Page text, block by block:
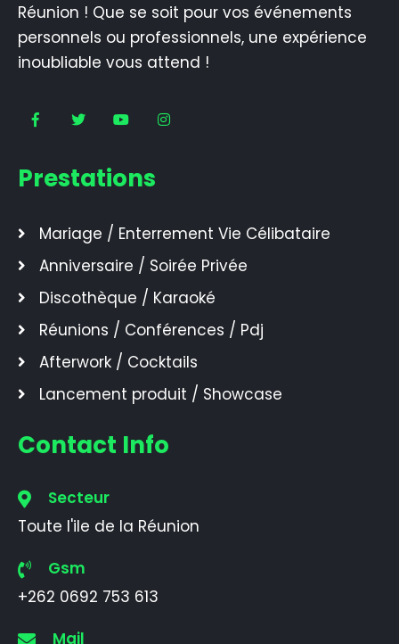
Réunion ! Que se soit pour vos événements
personnels ou professionnels, une expérience
inoubliable vous attend !
Prestations
Mariage / Enterrement Vie Célibataire
Anniversaire / Soirée Privée
Discothèque / Karaoké
Réunions / Conférences / Pdj
Afterwork / Cocktails
Lancement produit / Showcase
Contact Info
Secteur
Toute l'ile de la Réunion
Gsm
+262 0692 753 613
Mail